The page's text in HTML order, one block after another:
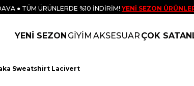
● TÜM ÜRÜNLERDE %10 İNDİRİM! YENİ SEZON
YENİ SEZON GİYİM AKSESUAR ÇOK
Sweatshirt Lacivert